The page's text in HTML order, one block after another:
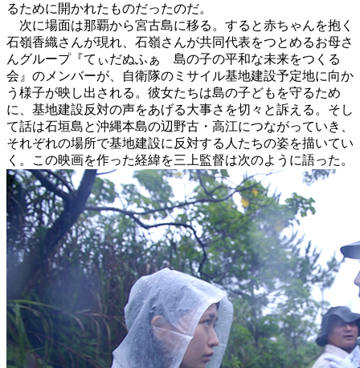
るために開かれたものだったのだ。
次に場面は那覇から宮古島に移る。すると赤ちゃんを抱く
石嶺香織さんが現れ、石嶺さんが共同代表をつとめるお母さ
んグループ『てぃだぬふぁ 島の子の平和な未来をつくる
会』のメンバーが、自衛隊のミサイル基地建設予定地に向か
う様子が映し出される。彼女たちは島の子どもを守るため
に、基地建設反対の声をあげる大事さを切々と訴える。そし
て話は石垣島と沖縄本島の辺野古・高江につながっていき、
それぞれの場所で基地建設に反対する人たちの姿を描いてい
く。この映画を作った経緯を三上監督は次のように語った。